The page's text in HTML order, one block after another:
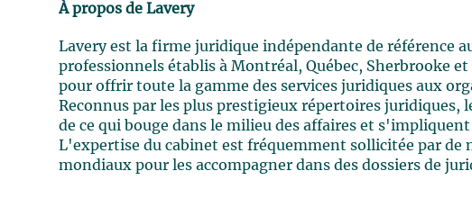
À propos de Lavery
Lavery est la firme juridique indépendante de référence
professionnels établis à Montréal, Québec, Sherbrooke
pour offrir toute la gamme des services juridiques aux
Reconnus par les plus prestigieux répertoires juridiques,
de ce qui bouge dans le milieu des affaires et
L'expertise du cabinet est fréquemment sollicitée par
mondiaux pour les accompagner dans des dossiers de